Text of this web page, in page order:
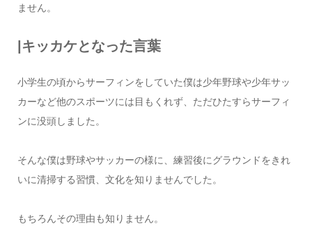
ません。
|キッカケとなった言葉
小学生の頃からサーフィンをしていた僕は少年野球や少年サッ
カーなど他のスポーツには目もくれず、ただひたすらサーフィ
ンに没頭しました。
そんな僕は野球やサッカーの様に、練習後にグラウンドをきれ
いに清掃する習慣、文化を知りませんでした。
もちろんその理由も知りません。